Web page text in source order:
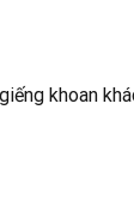
khoan